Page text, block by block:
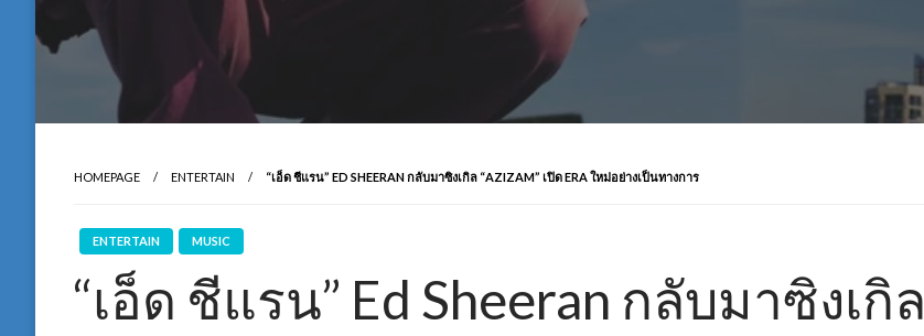
HOMEPAGE ENTERTAIN “เอ็ด ชีแรน” ED SHEERAN กลับมาซิงเกิล “AZIZAM” เปิด ERA ใหม่อย่างเป็นทางการ
ENTERTAIN MUSIC
“เอ็ด ชีแรน” Ed Sheeran กลับมาซิงเกิล